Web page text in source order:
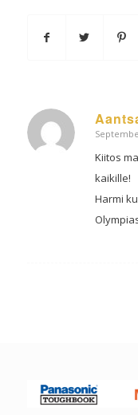
says:
Kiitos
kaikille!
Harmi